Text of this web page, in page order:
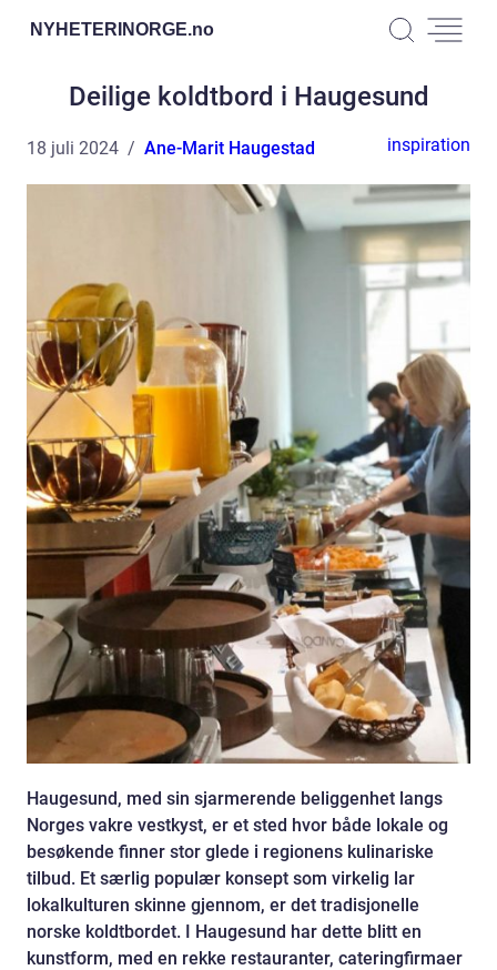
NYHETERINORGE.no
Deilige koldtbord i Haugesund
18 juli 2024 Ane-Marit Haugestad inspiration
Haugesund, med sin sjarmerende beliggenhet langs
Norges vakre vestkyst, er et sted hvor både lokale og
besøkende finner stor glede i regionens kulinariske
tilbud. Et særlig populær konsept som virkelig lar
lokalkulturen skinne gjennom, er det tradisjonelle
norske koldtbordet. I Haugesund har dette blitt en
kunstform, med en rekke restauranter, cateringfirmaer